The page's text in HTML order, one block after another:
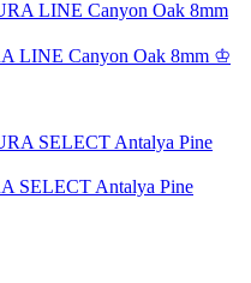
LINE Canyon Oak 8mm ♔
SELECT Antalya Pine